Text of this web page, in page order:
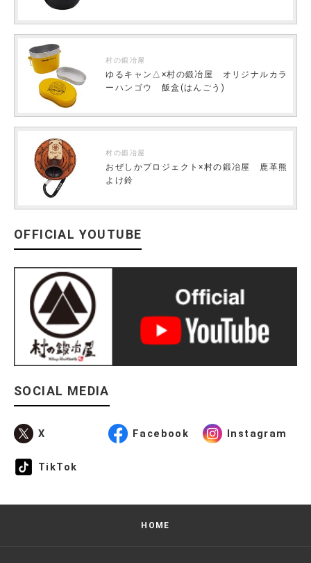
村の鍛冶屋
ゆるキャン△×村の鍛冶屋 オリジナルカラ
ーハンゴウ 飯盒(はんごう)
村の鍛冶屋
おぜしかプロジェクト×村の鍛冶屋 鹿革熊
よけ鈴
OFFICIAL YOUTUBE
SOCIAL MEDIA
X Facebook Instagram
TikTok
HOME